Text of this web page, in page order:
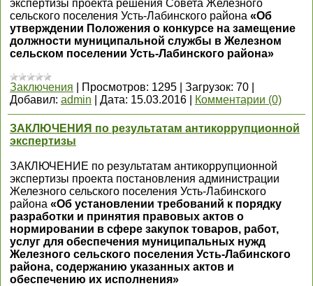
экспертизы проекта решения Совета Железного
сельского поселения Усть-Лабинского района «Об
утверждении Положения о конкурсе на замещение
должности муниципальной службы в Железном
сельском поселении Усть-Лабинского района»
Заключения Просмотров: 1295 Загрузок: 70
Добавил: admin Дата: 15.03.2016 Комментарии (0)
ЗАКЛЮЧЕНИЯ по результатам антикоррупционной
экспертизы
ЗАКЛЮЧЕНИЕ по результатам антикоррупционной
экспертизы проекта постановления администрации
Железного сельского поселения Усть-Лабинского
района «Об установлении требований к порядку
разработки и принятия правовых актов о
нормировании в сфере закупок товаров, работ,
услуг для обеспечения муниципальных нужд
Железного сельского поселения Усть-Лабинского
района, содержанию указанных актов и
обеспечению их исполнения»